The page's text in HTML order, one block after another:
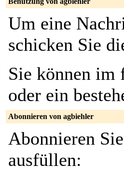
Um eine
schicken Sie
Sie können im
oder ein
Abonnieren von agbiehler
Abonnieren
ausfüllen: